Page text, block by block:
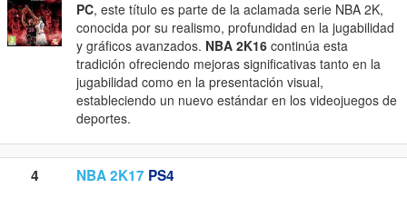
PC, este título es parte de la aclamada serie NBA 2K,
conocida por su realismo, profundidad en la jugabilidad
y gráficos avanzados. NBA 2K16 continúa esta
tradición ofreciendo mejoras significativas tanto en la
jugabilidad como en la presentación visual,
estableciendo un nuevo estándar en los videojuegos de
deportes.
4 NBA 2K17 PS4